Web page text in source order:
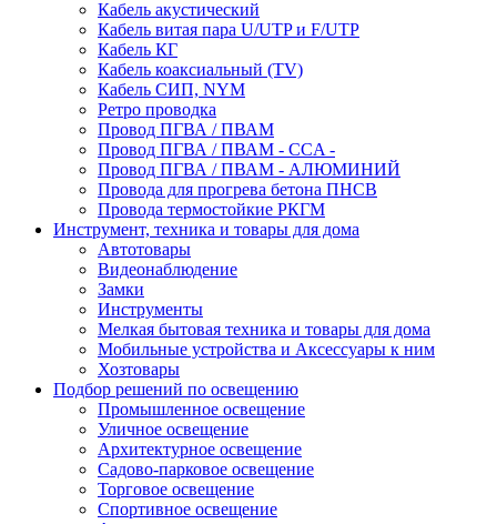
Кабель акустический
Кабель витая пара U/UTP и F/UTP
Кабель КГ
Кабель коаксиальный (TV)
Кабель СИП, NYM
Ретро проводка
Провод ПГВА / ПВАМ
Провод ПГВА / ПВАМ - CCA -
Провод ПГВА / ПВАМ - АЛЮМИНИЙ
Провода для прогрева бетона ПНСВ
Провода термостойкие РКГМ
Инструмент, техника и товары для дома
Автотовары
Видеонаблюдение
Замки
Инструменты
Мелкая бытовая техника и товары для дома
Мобильные устройства и Аксессуары к ним
Хозтовары
Подбор решений по освещению
Промышленное освещение
Уличное освещение
Архитектурное освещение
Садово-парковое освещение
Торговое освещение
Спортивное освещение